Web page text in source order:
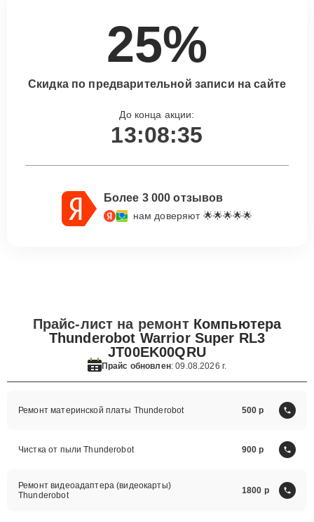
25%
Скидка по предварительной записи на сайте
До конца акции:
13:08:34
Более 3 000 отзывов
нам доверяют 🌟🌟🌟🌟🌟
Прайс-лист на ремонт Компьютера
Thunderobot Warrior Super RL3
JT00EK00QRU
Прайс обновлен: 09.08.2026 г.
Ремонт материнской платы Thunderobot 500
Чистка от пыли Thunderobot 900
Ремонт видеоадаптера (видеокарты)
Thunderobot
1800